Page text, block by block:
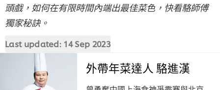
頭戲，如何在有限時間內端出最佳菜色，快看駱師傅
獨家秘訣。
Last updated: 14 Sep 2023
外帶年菜達人 駱進漢